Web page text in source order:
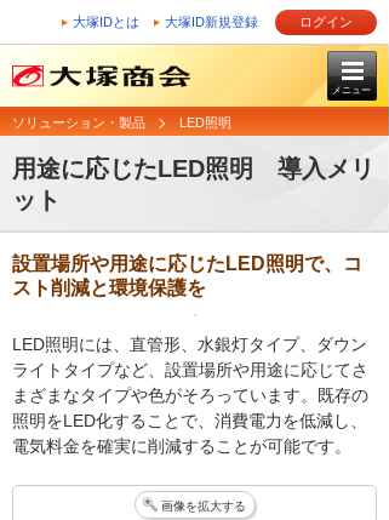
大塚IDとは 大塚ID新規登録 ログイン
メニュー
ソリューション・製品 LED照明
用途に応じたLED照明 導入メリ
ット
設置場所や用途に応じたLED照明で、コ
スト削減と環境保護を
LED照明には、直管形、水銀灯タイプ、ダウン
ライトタイプなど、設置場所や用途に応じてさ
まざまなタイプや色がそろっています。既存の
照明をLED化することで、消費電力を低減し、
電気料金を確実に削減することが可能です。
画像を拡大する